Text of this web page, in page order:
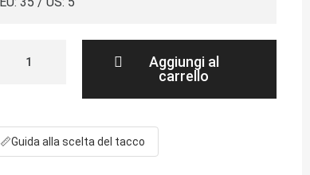
Aggiungi al
carrello
📏Guida alla scelta del tacco